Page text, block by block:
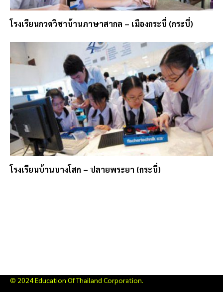
โรงเรียนกวดวิชาบ้านภาษาสากล – เมืองกระบี่ (กระบี่)
โรงเรียนบ้านบางโสก – ปลายพระยา (กระบี่)
© 2024 Education Of Thailand Corporation.